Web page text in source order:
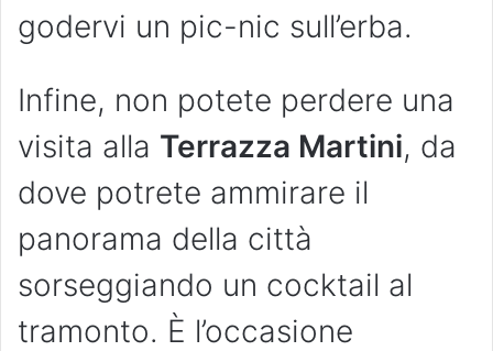
godervi un pic-nic sull’erba.
Infine, non potete perdere una
visita alla Terrazza Martini, da
dove potrete ammirare il
panorama della città
sorseggiando un cocktail al
tramonto. È l’occasione